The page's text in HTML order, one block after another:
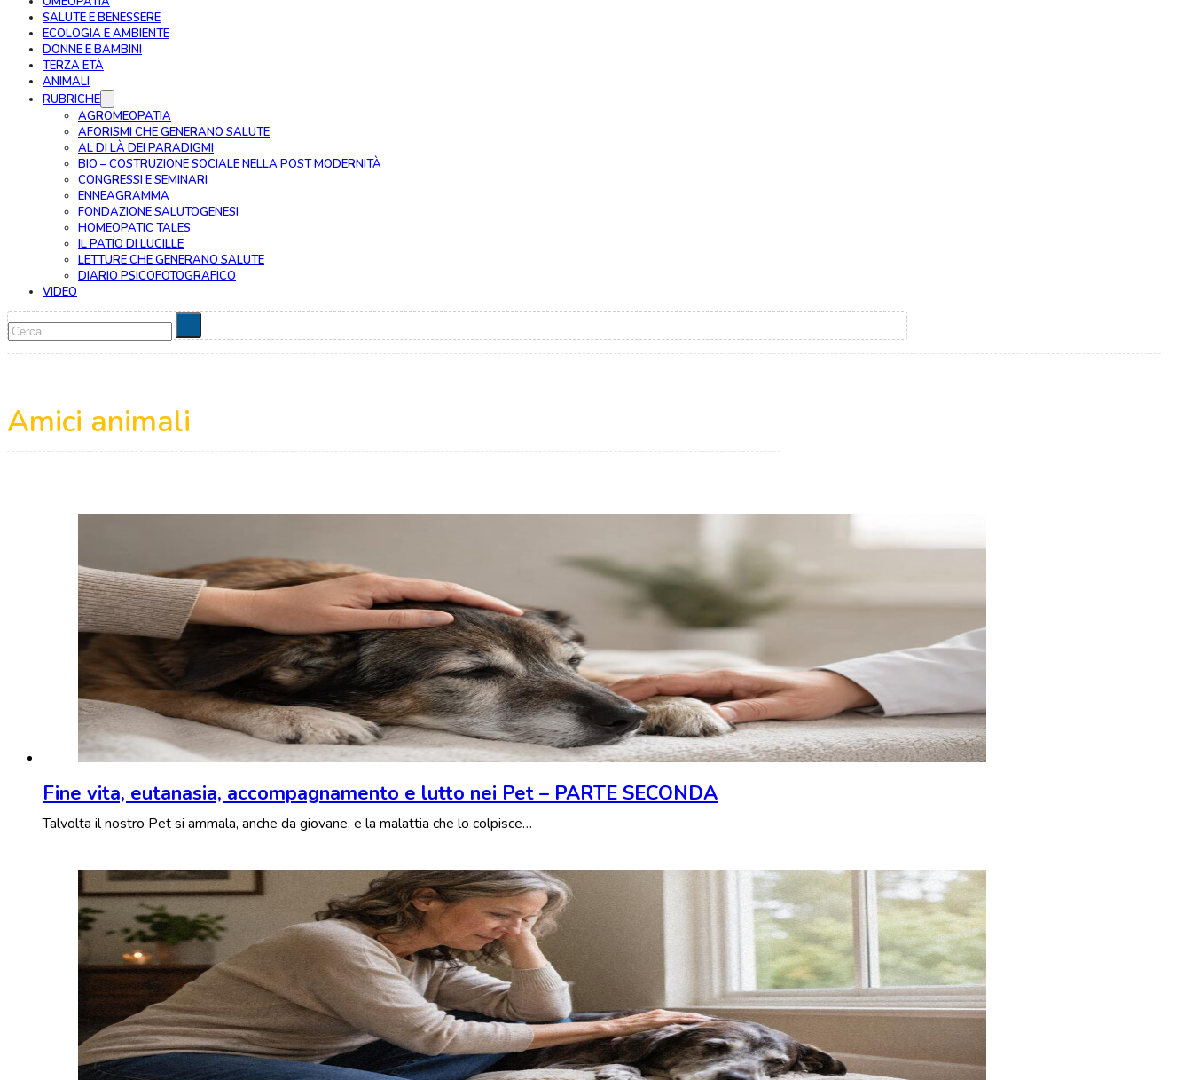
SALUTE E BENESSERE
ECOLOGIA E AMBIENTE
DONNE E BAMBINI
TERZA ETÀ
ANIMALI
RUBRICHE
AGROMEOPATIA
AFORISMI CHE GENERANO SALUTE
AL DI LÀ DEI PARADIGMI
BIO – COSTRUZIONE SOCIALE NELLA POST MODERNITÀ
CONGRESSI E SEMINARI
ENNEAGRAMMA
FONDAZIONE SALUTOGENESI
HOMEOPATIC TALES
IL PATIO DI LUCILLE
LETTURE CHE GENERANO SALUTE
DIARIO PSICOFOTOGRAFICO
VIDEO
Cerca
Amici animali
Fine vita, eutanasia, accompagnamento e lutto nei Pet – PARTE SECONDA
Talvolta il nostro Pet si ammala, anche da giovane, e la malattia che lo colpisce…